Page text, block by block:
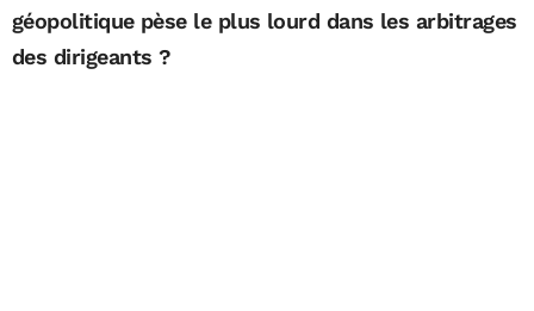
géopolitique pèse le plus lourd dans les arbitrages
des dirigeants ?